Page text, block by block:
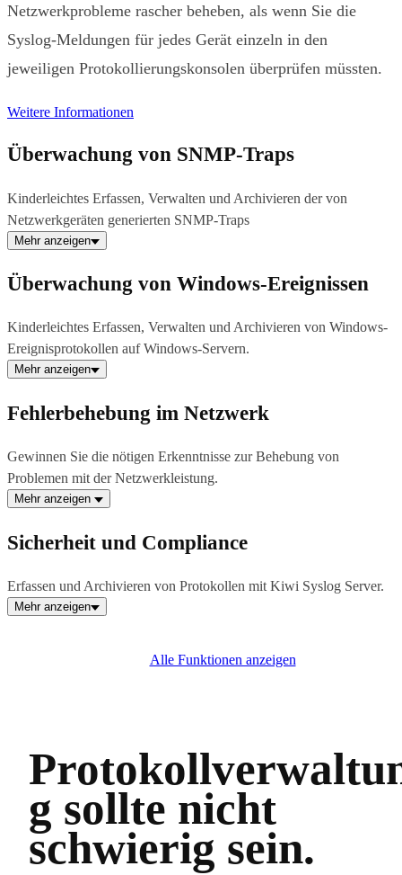
Netzwerkprobleme rascher beheben, als wenn Sie die
Syslog-Meldungen für jedes Gerät einzeln in den
jeweiligen Protokollierungskonsolen überprüfen müssten.
Weitere Informationen
Überwachung von SNMP-Traps
Kinderleichtes Erfassen, Verwalten und Archivieren der von
Netzwerkgeräten generierten SNMP-Traps
Mehr anzeigen
Überwachung von Windows-Ereignissen
Kinderleichtes Erfassen, Verwalten und Archivieren von Windows-
Ereignisprotokollen auf Windows-Servern.
Mehr anzeigen
Fehlerbehebung im Netzwerk
Gewinnen Sie die nötigen Erkenntnisse zur Behebung von
Problemen mit der Netzwerkleistung.
Mehr anzeigen
Sicherheit und Compliance
Erfassen und Archivieren von Protokollen mit Kiwi Syslog Server.
Mehr anzeigen
Alle Funktionen anzeigen
g sollte nicht
schwierig sein.